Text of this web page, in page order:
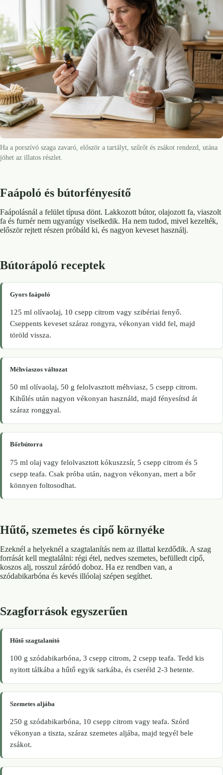
Ha a porszívó szaga zavaró, először a tartályt, szűrőt és zsákot rendezd, utána
jöhet az illatos részlet.
Faápoló és bútorfényesítő
Faápolásnál a felület típusa dönt. Lakkozott bútor, olajozott fa, viaszolt
fa és furnér nem ugyanúgy viselkedik. Ha nem tudod, mivel kezelték,
először rejtett részen próbáld ki, és nagyon keveset használj.
Bútorápoló receptek
Gyors faápoló
125 ml olívaolaj, 10 csepp citrom vagy szibériai fenyő.
Cseppents keveset száraz rongyra, vékonyan vidd fel, majd
töröld vissza.
Méhviaszos változat
50 ml olívaolaj, 50 g felolvasztott méhviasz, 5 csepp citrom.
Kihűlés után nagyon vékonyan használd, majd fényesítsd át
száraz ronggyal.
Bőrbútorra
75 ml olaj vagy felolvasztott kókuszzsír, 5 csepp citrom és 5
csepp teafa. Csak próba után, nagyon vékonyan, mert a bőr
könnyen foltosodhat.
Hűtő, szemetes és cipő környéke
Ezeknél a helyeknél a szagtalanítás nem az illattal kezdődik. A szag
forrását kell megtalálni: régi étel, nedves szemetes, befülledt cipő,
koszos alj, rosszul záródó doboz. Ha ez rendben van, a
szódabikarbóna és kevés illóolaj szépen segíthet.
Szagforrások egyszerűen
Hűtő szagtalanító
100 g szódabikarbóna, 3 csepp citrom, 2 csepp teafa. Tedd kis
nyitott tálkába a hűtő egyik sarkába, és cseréld 2-3 hetente.
Szemetes aljába
250 g szódabikarbóna, 10 csepp citrom vagy teafa. Szórd
vékonyan a tiszta, száraz szemetes aljába, majd tegyél bele
zsákot.